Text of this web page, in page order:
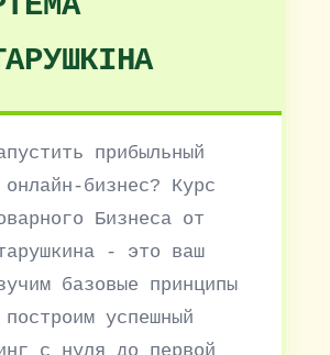
прибыльный
онлайн-бизнес? Курс
Бизнеса от
- это ваш
базовые принципы
успешный